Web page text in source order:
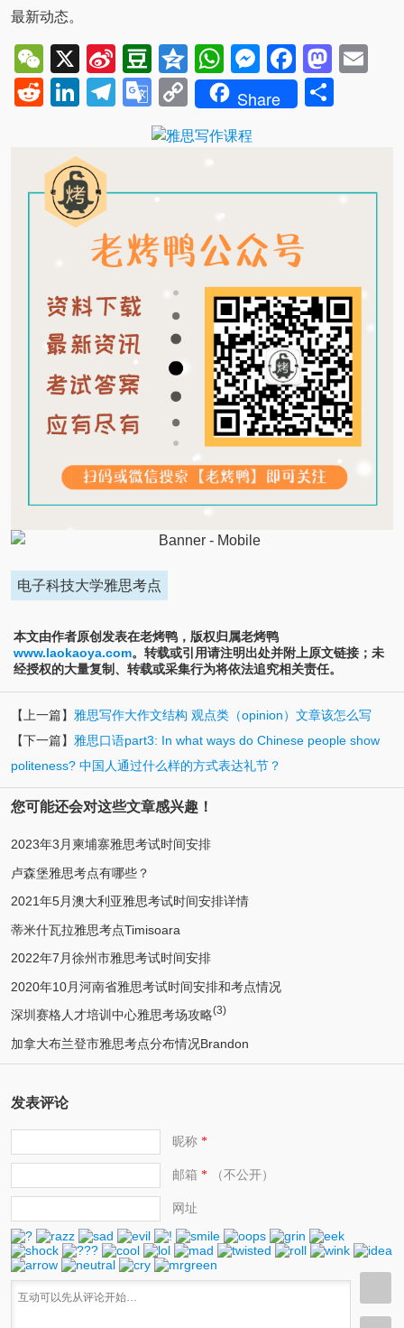
最新动态。
WeChat
X Sina
Weibo
Douban
Qzone
WhatsApp
Messenger
Reddit
LinkedIn
Telegram
Google
Translate
Copy
Link
Share
电子科技大学雅思考点
本文由作者原创发表在老烤鸭，版权归属老烤鸭
www.laokaoya.com。转载或引用请注明出处并附上原文链接；未
经授权的大量复制、转载或采集行为将依法追究相关责任。
【上一篇】 雅思写作大作文结构 观点类（opinion）文章该怎么写
【下一篇】 雅思口语part3: In what ways do Chinese people show
politeness? 中国人通过什么样的方式表达礼节？
您可能还会对这些文章感兴趣！
2023年3月柬埔寨雅思考试时间安排
卢森堡雅思考点有哪些？
2021年5月澳大利亚雅思考试时间安排详情
蒂米什瓦拉雅思考点Timisoara
2022年7月徐州市雅思考试时间安排
2020年10月河南省雅思考试时间安排和考点情况
深圳赛格人才培训中心雅思考场攻略(3)
加拿大布兰登市雅思考点分布情况Brandon
发表评论
昵称*
邮箱 *（不公开）
网址